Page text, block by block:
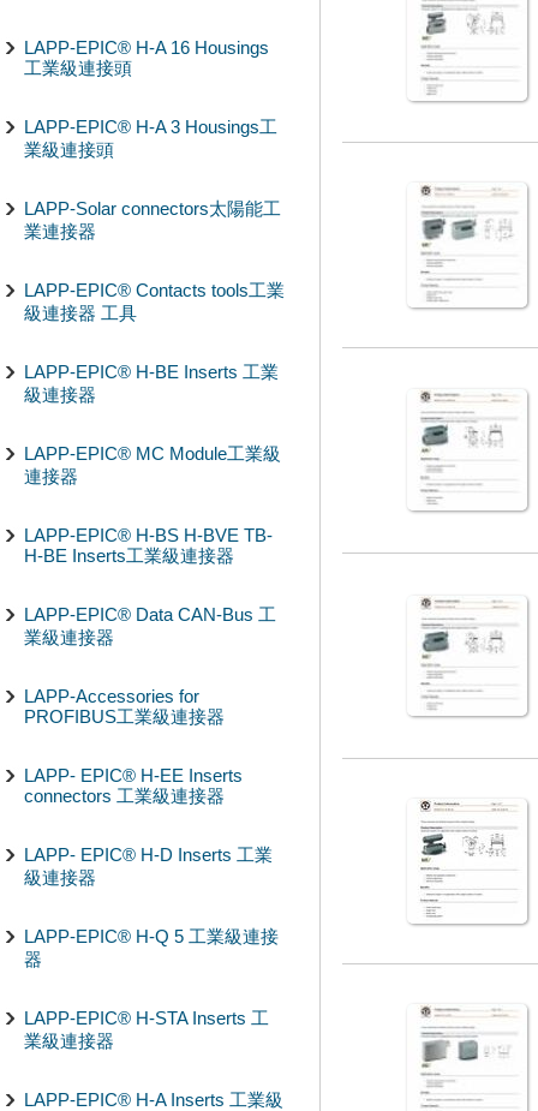
LAPP-EPIC® H-A 16 Housings
工業級連接頭
LAPP-EPIC® H-A 3 Housings工
業級連接頭
LAPP-Solar connectors太陽能工
業連接器
LAPP-EPIC® Contacts tools工業
級連接器 工具
LAPP-EPIC® H-BE Inserts 工業
級連接器
LAPP-EPIC® MC Module工業級
連接器
LAPP-EPIC® H-BS H-BVE TB-
H-BE Inserts工業級連接器
LAPP-EPIC® Data CAN-Bus 工
業級連接器
LAPP-Accessories for
PROFIBUS工業級連接器
LAPP- EPIC® H-EE Inserts
connectors 工業級連接器
LAPP- EPIC® H-D Inserts 工業
級連接器
LAPP-EPIC® H-Q 5 工業級連接
器
LAPP-EPIC® H-STA Inserts 工
業級連接器
LAPP-EPIC® H-A Inserts 工業級